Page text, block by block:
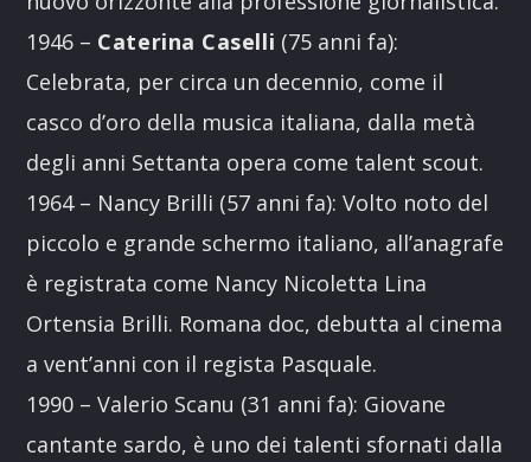
1946 – Caterina Caselli (75 anni fa):
Celebrata, per circa un decennio, come il
casco d’oro della musica italiana, dalla metà
degli anni Settanta opera come talent scout.
1964 – Nancy Brilli (57 anni fa): Volto noto del
piccolo e grande schermo italiano, all’anagrafe
è registrata come Nancy Nicoletta Lina
Ortensia Brilli. Romana doc, debutta al cinema
a vent’anni con il regista Pasquale.
1990 – Valerio Scanu (31 anni fa): Giovane
cantante sardo, è uno dei talenti sfornati dalla